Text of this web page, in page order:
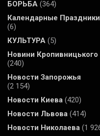
БОРЬБА (364)
Календарные Праздники
(6)
КУЛЬТУРА (5)
Новини Кропивницького
(240)
Новости Запорожья
(2 154)
Новости Киева (420)
Новости Львова (414)
Новости Николаева (1